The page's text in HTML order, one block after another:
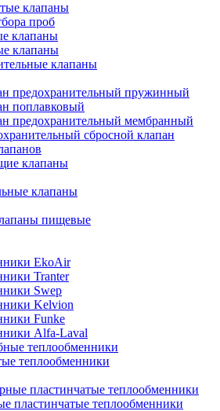
клапаны
проб
клапаны
клапаны
клапаны
предохранительный пружинный
поплавковый
предохранительный мембранный
сбросной клапан
клапаны
клапаны
пищевые
EkoAir
Tranter
Swep
Kelvion
Funke
Alfa-Laval
теплообменники
теплообменники
пластинчатые теплообменники
пластинчатые теплообменники